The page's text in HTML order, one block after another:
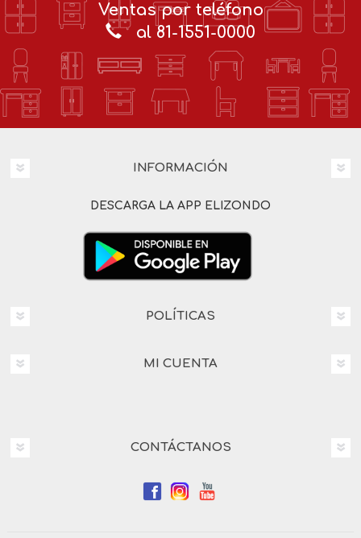
Ventas por teléfono
al 81-1551-0000
INFORMACIÓN
DESCARGA LA APP ELIZONDO
POLÍTICAS
MI CUENTA
CONTÁCTANOS